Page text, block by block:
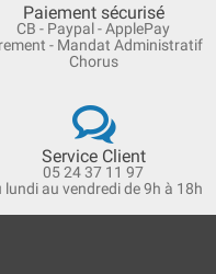
Paiement sécurisé
CB - Paypal - ApplePay
- Mandat Administratif
Chorus
Service Client
05 24 37 11 97
lundi au vendredi de 9h à 18h